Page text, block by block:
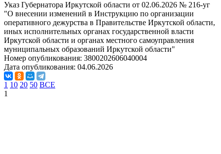
Указ Губернатора Иркутской области от 02.06.2026 № 216-уг
"О внесении изменений в Инструкцию по организации
оперативного дежурства в Правительстве Иркутской области,
иных исполнительных органах государственной власти
Иркутской области и органах местного самоуправления
муниципальных образований Иркутской области"
Номер опубликования: 3800202606040004
Дата опубликования: 04.06.2026
1 10 20 50 ВСЕ
1